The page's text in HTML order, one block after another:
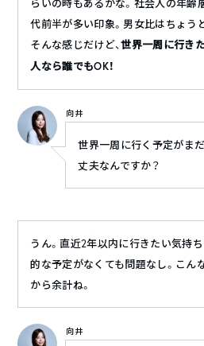
らいの時もあるかな。社会人の年齢
代前半が多い印象。男女比はちょう
そんな感じだけど、世界一周に行き
人なら誰でもOK！
向井
世界一周に行く予定がま
丈夫なんですか？
うん。直近2年以内に行きたい気持ち
的な予定がなくても問題なし。こん
から余計ね。
向井